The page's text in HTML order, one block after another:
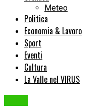
Meteo
Politica
Economia & Lavoro
Sport
Eventi
Cultura
La Valle nel VIRUS